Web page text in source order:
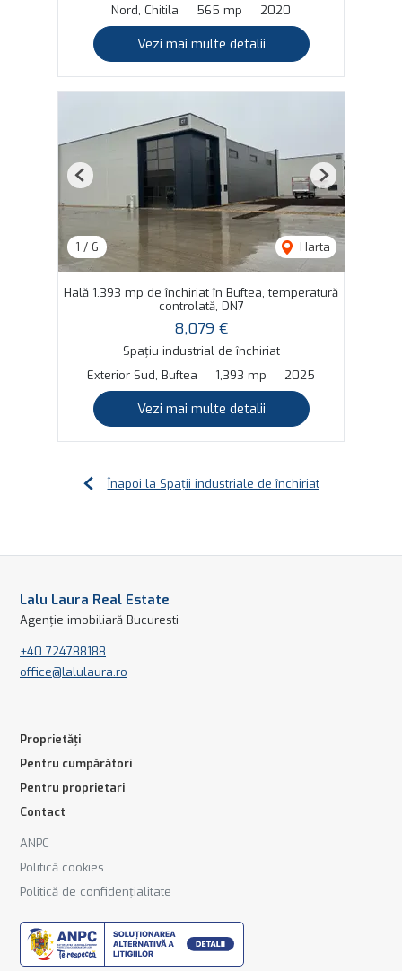
Nord, Chitila
565 mp 2020
Vezi mai multe detalii
1 / 6 Harta
Previous Next
Hală 1.393 mp de închiriat în Buftea, temperatură
controlată, DN7
8,079 €
Spațiu industrial de închiriat
Exterior Sud, Buftea
1,393 mp 2025
Vezi mai multe detalii
Înapoi la Spații industriale de închiriat
Lalu Laura Real Estate
Agenție imobiliară Bucuresti
+40 724788188
office@lalulaura.ro
Proprietăți
Pentru cumpărători
Pentru proprietari
Contact
ANPC
Politică cookies
Politică de confidențialitate